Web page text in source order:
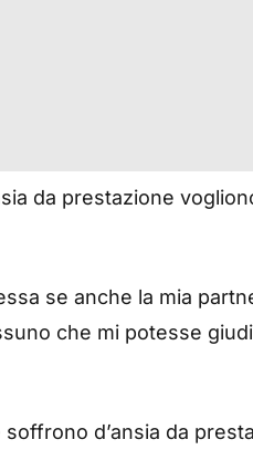
da prestazione
se anche la mia
che mi potesse
d’ansia da